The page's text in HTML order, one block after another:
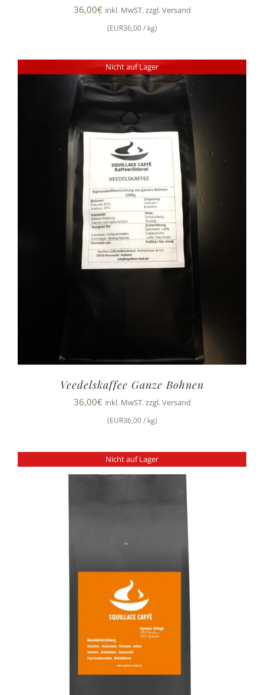
36,00€ inkl. MwST. zzgl. Versand
(EUR36,00 / kg)
Nicht auf Lager
Veedelskaffee Ganze Bohnen
36,00€ inkl. MwST. zzgl. Versand
(EUR36,00 / kg)
Nicht auf Lager